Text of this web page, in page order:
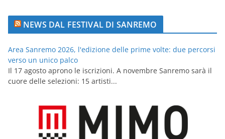
NEWS DAL FESTIVAL DI SANREMO
Area Sanremo 2026, l'edizione delle prime volte: due percorsi
verso un unico palco
Il 17 agosto aprono le iscrizioni. A novembre Sanremo sarà il
cuore delle selezioni: 15 artisti...